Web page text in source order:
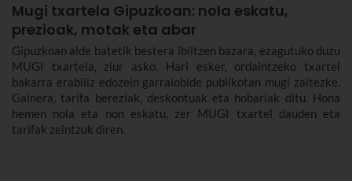
Mugi txartela Gipuzkoan: nola eskatu,
prezioak, motak eta abar
Gipuzkoan alde batetik bestera ibiltzen bazara, ezagutuko duzu
MUGI txartela, ziur asko. Hari esker, ordaintzeko txartel
bakarra erabiliz edozein garraiobide publikotan mugi zaitezke.
Gainera, tarifa bereziak, deskontuak eta hobariak ditu. Hona
hemen nola eta non eskatu, zer MUGI txartel dauden eta
tarifak zeintzuk diren.